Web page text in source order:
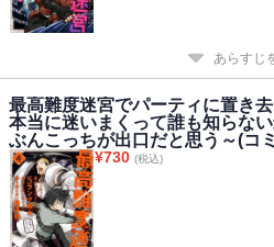
あらすじ
最高難度迷宮でパーティに置き
本当に迷いまくって誰も知らな
ぶんこっちが出口だと思う～(コ
¥730 (税込)